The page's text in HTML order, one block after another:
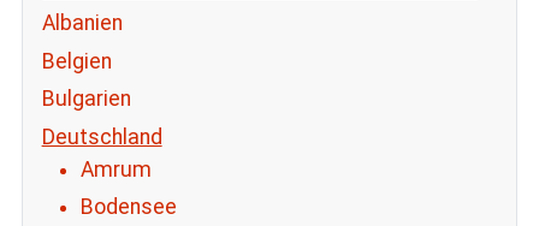
Albanien
Belgien
Bulgarien
Deutschland
Amrum
Bodensee